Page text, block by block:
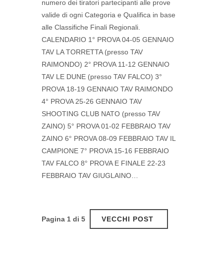
numero dei tiratori partecipanti alle prove
valide di ogni Categoria e Qualifica in base
alle Classifiche Finali Regionali.
CALENDARIO 1° PROVA 04-05 GENNAIO
TAV LA TORRETTA (presso TAV
RAIMONDO) 2° PROVA 11-12 GENNAIO
TAV LE DUNE (presso TAV FALCO) 3°
PROVA 18-19 GENNAIO TAV RAIMONDO
4° PROVA 25-26 GENNAIO TAV
SHOOTING CLUB NATO (presso TAV
ZAINO) 5° PROVA 01-02 FEBBRAIO TAV
ZAINO 6° PROVA 08-09 FEBBRAIO TAV IL
CAMPIONE 7° PROVA 15-16 FEBBRAIO
TAV FALCO 8° PROVA E FINALE 22-23
FEBBRAIO TAV GIUGLAINO…
Pagina 1 di 5 VECCHI POST